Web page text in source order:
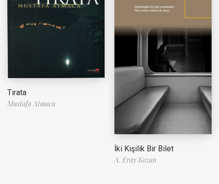
Tırata
Mustafa Atmaca
İki Kişilik Bir Bilet
A. Eray Kozan